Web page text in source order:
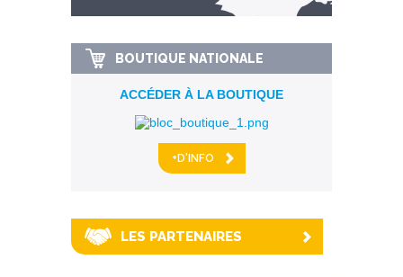
km alentour
BOUTIQUE NATIONALE
ACCÉDER À LA BOUTIQUE
+D'INFO
LES PARTENAIRES